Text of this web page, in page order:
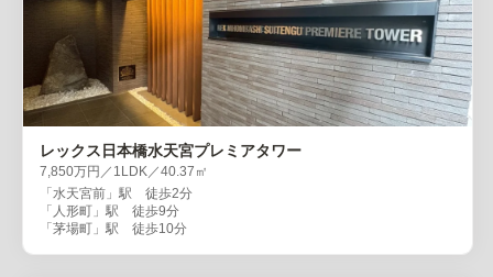
レックス日本橋水天宮プレミアタワー
7,850万円／1LDK／40.37㎡
「水天宮前」駅 徒歩2分
「人形町」駅 徒歩9分
「茅場町」駅 徒歩10分